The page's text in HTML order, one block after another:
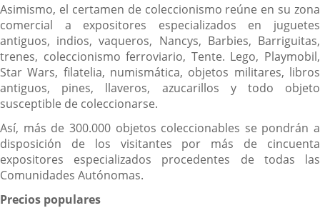
Asimismo, el certamen de coleccionismo reúne en su zona
comercial a expositores especializados en juguetes
antiguos, indios, vaqueros, Nancys, Barbies, Barriguitas,
trenes, coleccionismo ferroviario, Tente. Lego, Playmobil,
Star Wars, filatelia, numismática, objetos militares, libros
antiguos, pines, llaveros, azucarillos y todo objeto
susceptible de coleccionarse.
Así, más de 300.000 objetos coleccionables se pondrán a
disposición de los visitantes por más de cincuenta
expositores especializados procedentes de todas las
Comunidades Autónomas.
Precios populares